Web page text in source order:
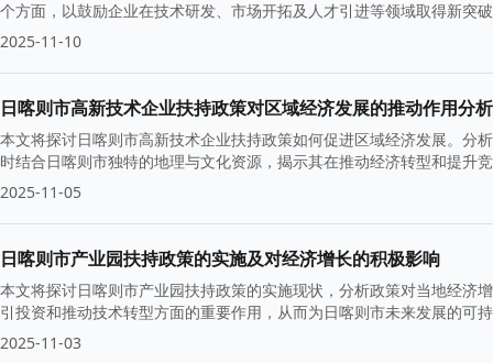
个方面，以鼓励企业在技术研发、市场开拓及人才引进等领域取得新突
升级。
2025-11-10
日喀则市高新技术企业扶持政策对区域经济发展的推动作用分析
本文将探讨日喀则市高新技术企业扶持政策如何促进区域经济发展。分
时结合日喀则市独特的地理与文化资源，揭示其在推动经济转型和提升
2025-11-05
日喀则市产业园扶持政策的实施及对经济增长的积极影响
本文将探讨日喀则市产业园扶持政策的实施现状，分析政策对当地经济
引投资和推动技术转型方面的重要作用，从而为日喀则市未来发展的可
2025-11-03